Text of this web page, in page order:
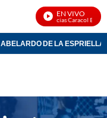
EN VIVO
Noticias Caracol En Vivo
ABELARDO DE LA ESPRIELLA